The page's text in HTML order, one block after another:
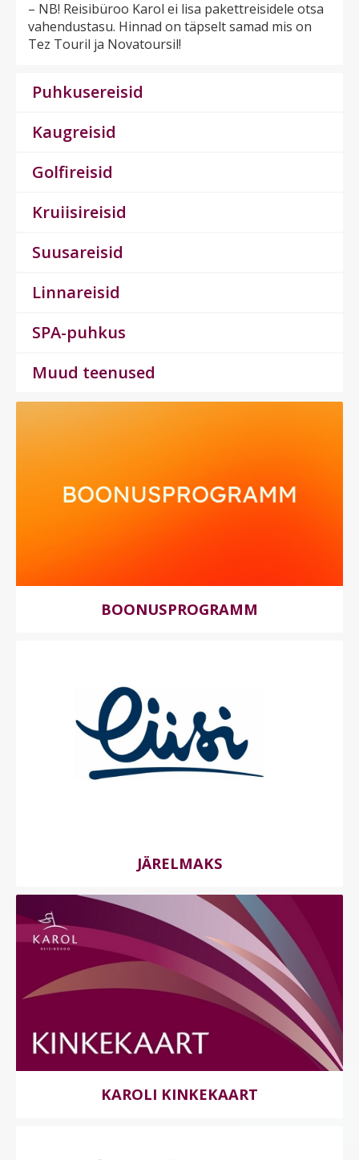
– NB! Reisibüroo Karol ei lisa pakettreisidele otsa
vahendustasu. Hinnad on täpselt samad mis on
Tez Touril ja Novatoursil!
Puhkusereisid
Kaugreisid
Golfireisid
Kruiisireisid
Suusareisid
Linnareisid
SPA-puhkus
Muud teenused
BOONUSPROGRAMM
JÄRELMAKS
KAROLI KINKEKAART